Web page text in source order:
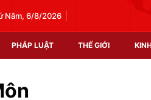
Năm, 6/8/2026
PHÁP LUẬT THẾ GIỚI